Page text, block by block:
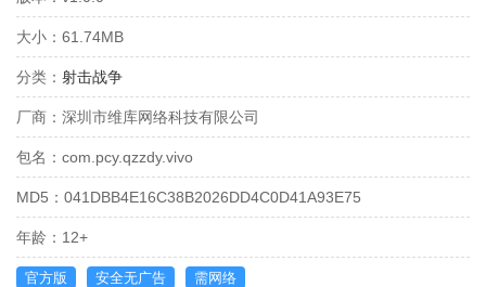
大小： 61.74MB
分类： 射击战争
厂商： 深圳市维库网络科技有限公司
包名： com.pcy.qzzdy.vivo
MD5： 041DBB4E16C38B2026DD4C0D41A93E75
年龄： 12+
官方版 安全无广告 需网络